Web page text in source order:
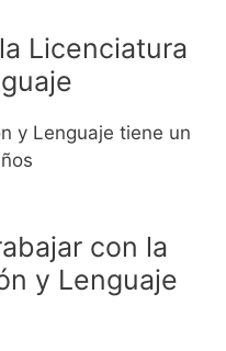
Licenciatura
y Lenguaje tiene un
con la
y Lenguaje